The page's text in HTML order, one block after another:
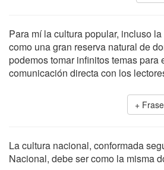
Para mí la cultura popular, incluso
como una gran reserva natural de
podemos tomar infinitos temas para
comunicación directa con los
La cultura nacional, conformada
Nacional, debe ser como la misma